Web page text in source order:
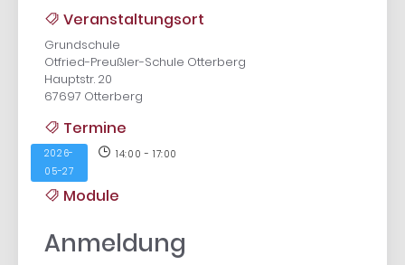
Veranstaltungsort
Grundschule
Otfried-Preußler-Schule Otterberg
Hauptstr. 20
67697 Otterberg
Termine
2026-
05-27
14:00 - 17:00
Module
Anmeldung